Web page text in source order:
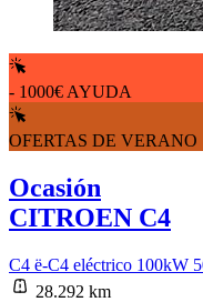
- 1000€ AYUDA
OFERTAS DE VERANO
Ocasión
CITROEN C4
C4 ë-C4 eléctrico 100kW
28.292 km